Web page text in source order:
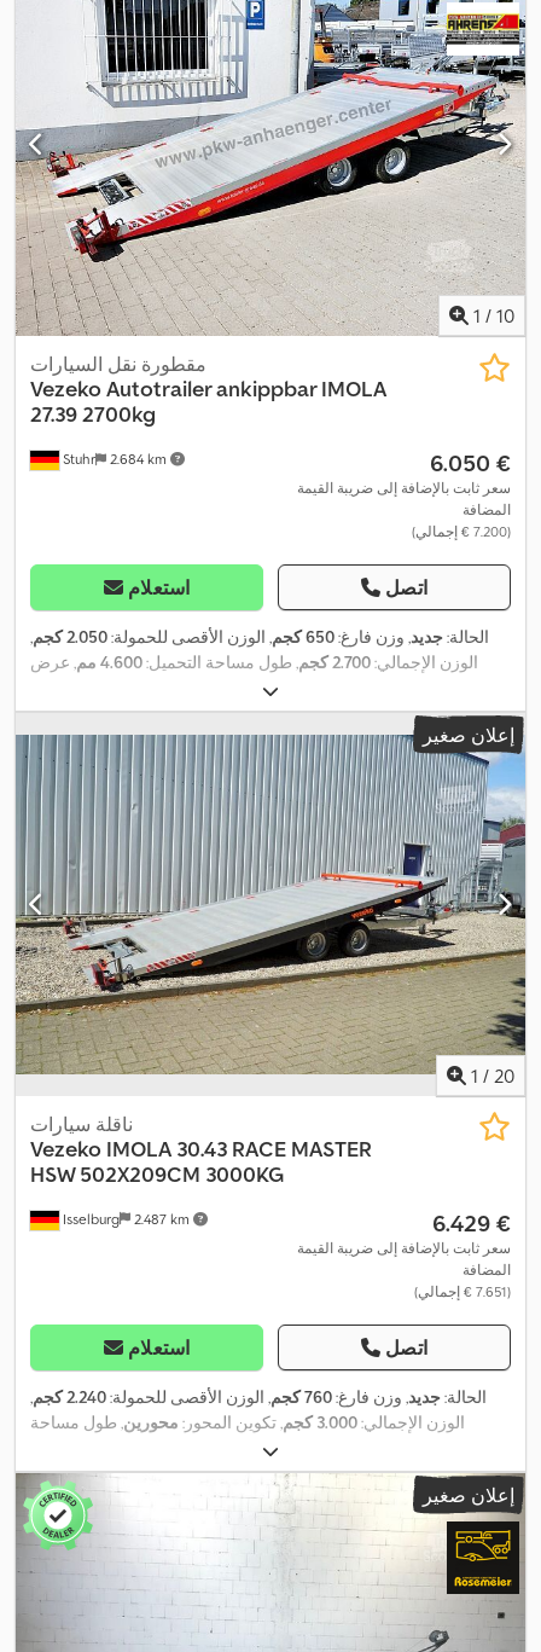
1 / 10
Stuhr 2.684 km
مقطورة نقل السيارات
VezekoAutotrailer ankippbar IMOLA
27.39 2700kg
‏6.050 €
سعر ثابت بالإضافة إلى ضريبة القيمة
المضافة
(‏7.200 € إجمالي)
استعلام اتصل
الحالة:جديد, وزن فارغ:650 كجم , الوزن الأقصى للحمولة:2.050 كجم
,
الوزن الإجمالي:2.700 كجم , طول مساحة التحميل:4.600 مم
, عرض
مساحة التحميل:
إعلان صغير
1 / 20
Isselburg 2.487 km
ناقلة سيارات
Vezeko IMOLA 30.43 RACE MASTER
HSW 502X209CM 3000KG
‏6.429 €
سعر ثابت بالإضافة إلى ضريبة القيمة
المضافة
(‏7.651 € إجمالي)
استعلام اتصل
الحالة:جديد, وزن فارغ:760 كجم , الوزن الأقصى للحمولة:2.240 كجم
,
الوزن الإجمالي:3.000 كجم , تكوين المحور: محورين , طول مساحة
, عرض مساحة التحميل:
البناء:1.000 مم , العرض التشغيلي:2.150 مم ,
إعلان صغير